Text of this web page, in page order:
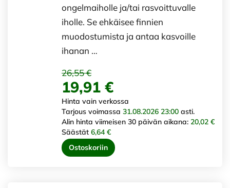
ongelmaiholle ja/tai rasvoittuvalle
iholle. Se ehkäisee finnien
muodostumista ja antaa kasvoille
ihanan …
26,55 €
19,91 €
Hinta vain verkossa
Tarjous voimassa 31.08.2026 23:00 asti.
Alin hinta viimeisen 30 päivän aikana: 20,02 €
Säästät 6,64 €
Ostoskoriin